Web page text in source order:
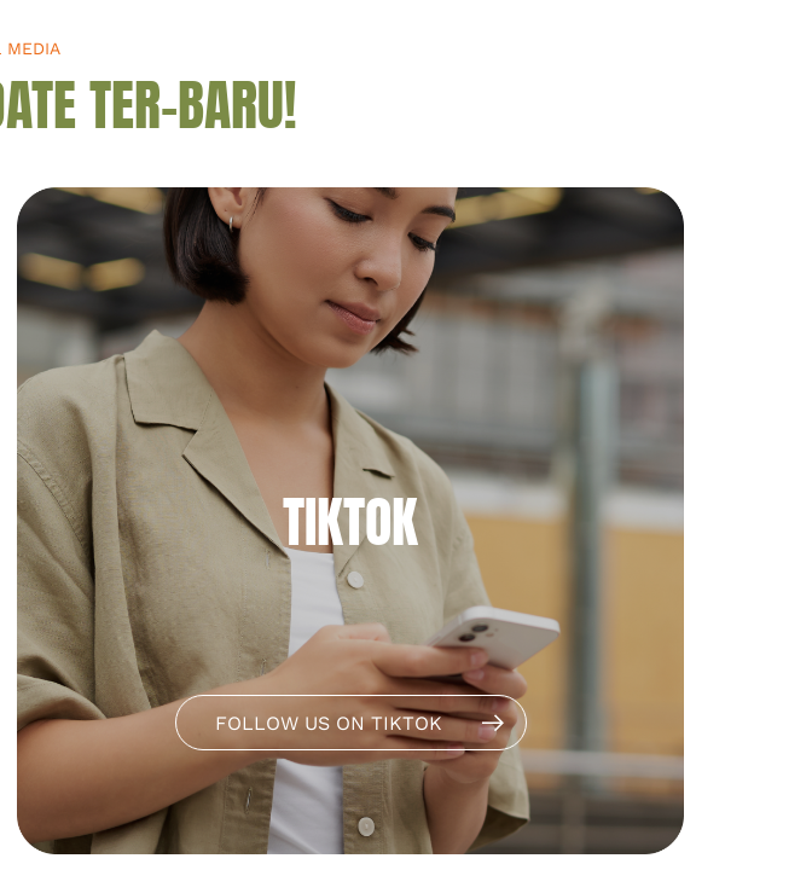
MEDIA
TER-BARU!
TIKTOK
FOLLOW US ON TIKTOK